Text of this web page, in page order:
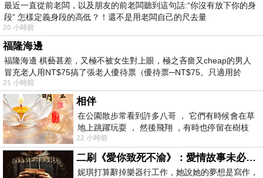
最近一直從前老闆，以及朋友的前老闆聽到這句話:“你沒有放下你的身
段” 怎樣定義身段的高低？！還不是用老闆自己的尺去量
20 小時前
福隆海邊
福隆海邊 棋藝甚差，又極不被女生對上眼，極之吝嗇又cheap的男人
冒充老人用NT$75搞了張老人優待票（優待票─NT$75。只適用於
21 小時前
相伴
在公園散步常看到許多八哥 ， 它們有時候會在草
地上跳躍玩耍 ， 然後飛翔 ，有時也停留在樹枝
上，它們身軀是咖啡色的，鳥喙是黃色
22 小時前
二刷《愛你致死不渝》：愛情故事未必是浪漫故事
妮琪打算辭掉樂器行工作，她說她的夢想是寫作，